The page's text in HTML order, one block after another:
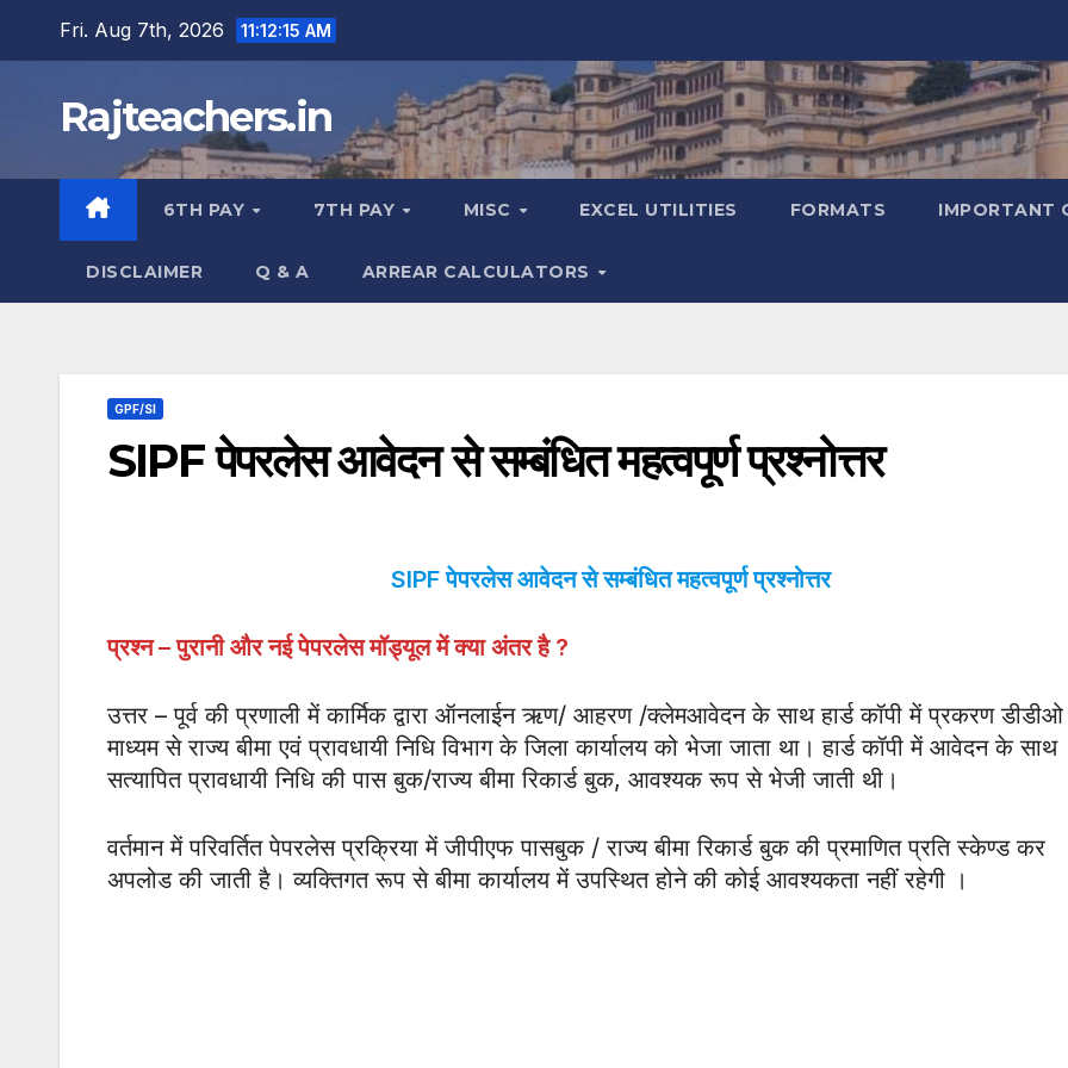
Fri. Aug 7th, 2026 11:12:16 AM
Rajteachers.in
6TH PAY 7TH PAY MISC EXCEL UTILITIES FORMATS IMPORTANT
DISCLAIMER Q & A ARREAR CALCULATORS
GPF/SI
SIPF पेपरलेस आवेदन से सम्बंधित महत्वपूर्ण प्रश्नोत्तर
SIPF पेपरलेस आवेदन से सम्बंधित महत्वपूर्ण प्रश्नोत्तर
प्रश्न – पुरानी और नई पेपरलेस मॉड्यूल में क्या अंतर है ?
उत्तर – पूर्व की प्रणाली में कार्मिक द्वारा ऑनलाईन ऋण/ आहरण /क्लेमआवेदन के साथ हार्ड कॉपी में प्रकरण
माध्यम से राज्य बीमा एवं प्रावधायी निधि विभाग के जिला कार्यालय को भेजा जाता था। हार्ड कॉपी में आवेदन के साथ
सत्यापित प्रावधायी निधि की पास बुक/राज्य बीमा रिकार्ड बुक, आवश्यक रूप से भेजी जाती थी।
वर्तमान में परिवर्तित पेपरलेस प्रक्रिया में जीपीएफ पासबुक / राज्य बीमा रिकार्ड बुक की प्रमाणित प्रति स्केण्ड कर
अपलोड की जाती है। व्यक्तिगत रूप से बीमा कार्यालय में उपस्थित होने की कोई आवश्यकता नहीं रहेगी ।